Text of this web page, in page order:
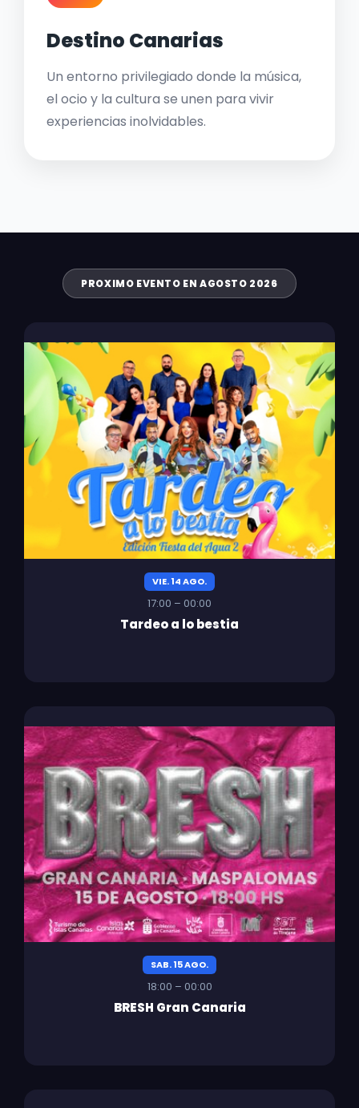
Destino Canarias
Un entorno privilegiado donde la música,
el ocio y la cultura se unen para vivir
experiencias inolvidables.
PROXIMO EVENTO EN AGOSTO 2026
VIE. 14 AGO.
17:00 – 00:00
Tardeo a lo bestia
SAB. 15 AGO.
18:00 – 00:00
BRESH Gran Canaria